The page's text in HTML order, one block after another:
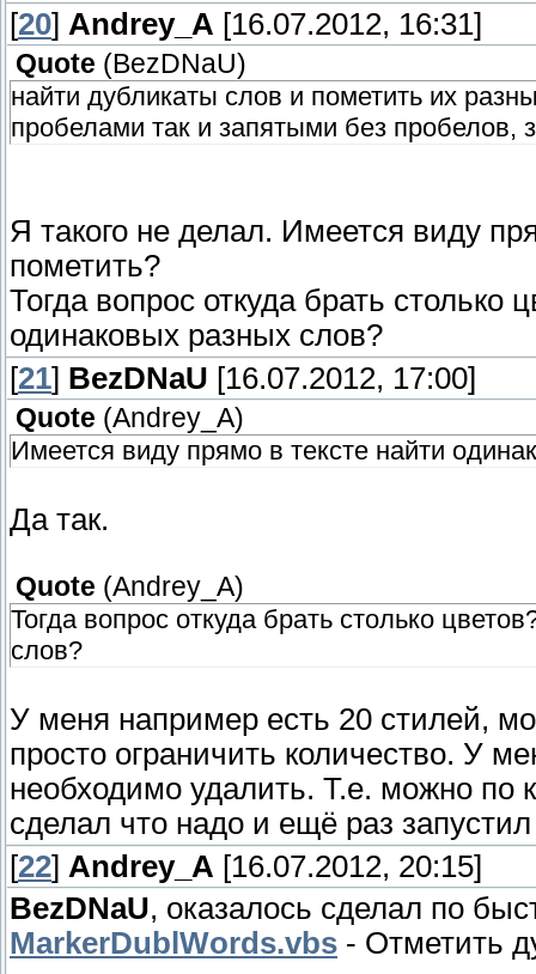
[20] Andrey_A [16.07.2012, 16:31]
Quote ( BezDNaU)
найти дубликаты слов и пометить их
пробелами так и запятыми без пробелов,
Я такого не делал. Имеется виду
пометить?
Тогда вопрос откуда брать столько
одинаковых разных слов?
[21] BezDNaU [16.07.2012, 17:00]
Quote (Andrey_A)
Имеется виду прямо в тексте найти
Да так.
Quote (Andrey_A)
Тогда вопрос откуда брать столько
слов?
У меня например есть 20 стилей,
просто ограничить количество. У
необходимо удалить. Т.е. можно по
сделал что надо и ещё раз
[22] Andrey_A [16.07.2012, 20:15]
BezDNaU, оказалось сделал по
MarkerDublWords.vbs - Отметить